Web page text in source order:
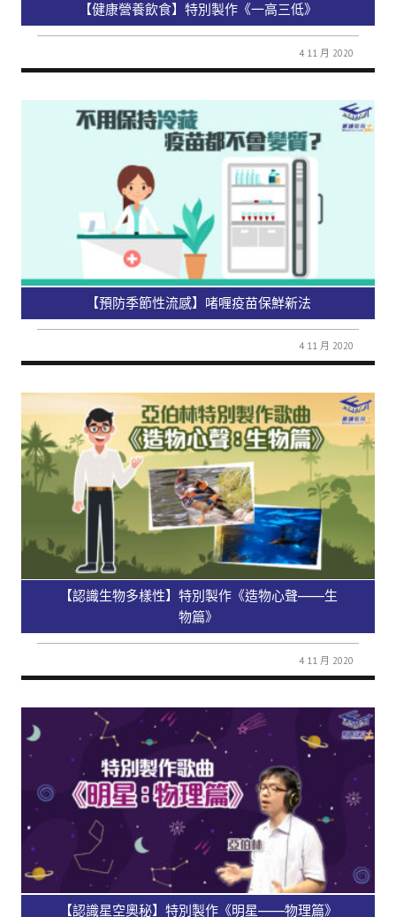
【健康營養飲食】特別製作《一高三低》
4 11 月 2020
【預防季節性流感】啫喱疫苗保鮮新法
4 11 月 2020
【認識生物多樣性】特別製作《造物心聲——生
物篇》
4 11 月 2020
【認識星空奧秘】特別製作《明星——物理篇》